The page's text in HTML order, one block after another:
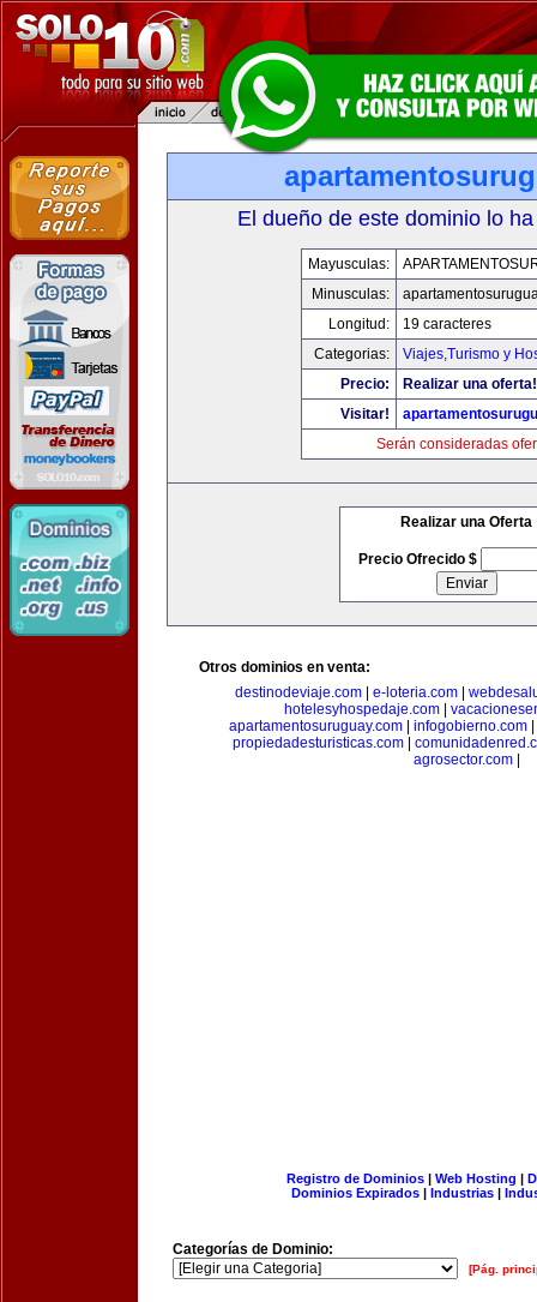
El dueño de este dominio lo
Mayusculas:
Minusculas:
Longitud:
19 caracteres
Categorias:
Viajes,Turismo y
Precio:
Realizar una oferta!
Visitar!
Serán consideradas
Realizar una Oferta
Precio Ofrecido $
Otros dominios en venta:
destinodeviaje.com
e-loteria.com
hotelesyhospedaje.com
apartamentosuruguay.com
infogobierno.com
propiedadesturisticas.com|
agrosector.com|
Registro de Dominios| Web Hosting |
Dominios Expirados | Industrias |
Categorías de Dominio:
[Pág.